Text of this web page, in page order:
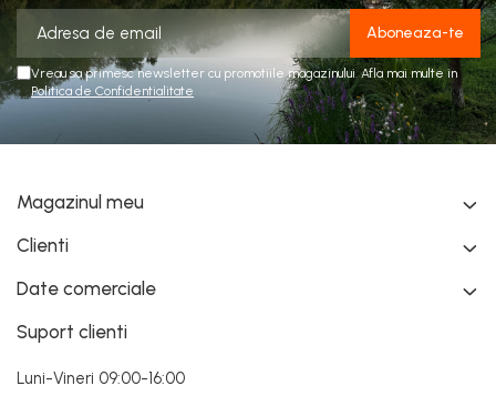
Vreau sa primesc newsletter cu promotiile magazinului. Afla mai multe in
Politica de Confidentialitate
Magazinul meu
Clienti
Date comerciale
Suport clienti
Luni-Vineri 09:00-16:00